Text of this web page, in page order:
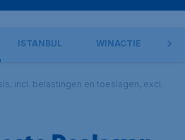
ISTANBUL WINACTIE
incl. belastingen en toeslagen, excl.